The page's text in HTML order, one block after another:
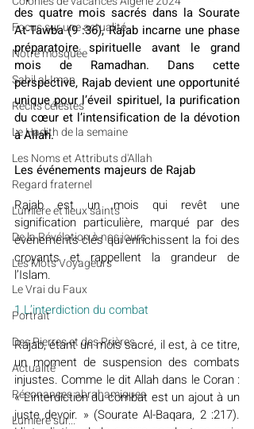
​​Focus sur une actualité
Notre mosquée
Sabil al-Iman
Récits célestes
Le Hadith de la semaine
Les Noms et Attributs d'Allah
Regard fraternel
Lumière et lieux saints
De la Révélation à nos jours
Les Mots Voyageurs
Le Vrai du Faux
Portrait
Des Pierres et des Prières
Actualité
Résonances abrahamiques
Lumière sur...
des quatre mois sacrés dans la Sourate
At-Tawba (9 :36), Rajab incarne une phase
préparatoire spirituelle avant le grand
mois de Ramadhan. Dans cette
perspective, Rajab devient une opportunité
unique pour l’éveil spirituel, la purification
du cœur et l’intensification de la dévotion
à Allah.
Les événements majeurs de Rajab
Rajab est un mois qui revêt une
signification particulière, marqué par des
événements clés qui enrichissent la foi des
croyants et rappellent la grandeur de
l’Islam.
1.L’interdiction du combat
Rajab, étant un mois sacré, il est, à ce titre,
un moment de suspension des combats
injustes. Comme le dit Allah dans le Coran :
« L'interdiction du combat est un ajout à un
juste devoir. » (Sourate Al-Baqara, 2 :217).